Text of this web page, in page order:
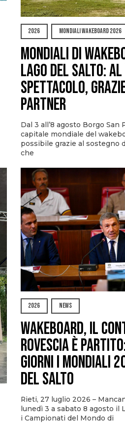
2026 MONDIALI WAKEBOARD 2026
Mondiali di
Lago del Salto:
spettacolo,
Partner
Dal 3 all’8 agosto Borgo San
capitale mondiale del
possibile grazie al sostegno
che
2026 NEWS
Wakeboard, il
rovescia è
giorni i Mondiali
del Salto
Rieti, 27 luglio 2026 –
lunedì 3 a sabato 8 agosto il
i Campionati del Mondo di